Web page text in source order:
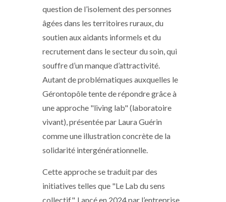
question de l’isolement des personnes
âgées dans les territoires ruraux, du
soutien aux aidants informels et du
recrutement dans le secteur du soin, qui
souffre d’un manque d’attractivité.
Autant de problématiques auxquelles le
Gérontopôle tente de répondre grâce à
une approche "living lab" (laboratoire
vivant), présentée par Laura Guérin
comme une illustration concrète de la
solidarité intergénérationnelle.
Cette approche se traduit par des
initiatives telles que "Le Lab du sens
collectif". Lancé en 2024 par l’entreprise